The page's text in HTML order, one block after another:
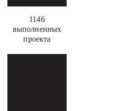
1146
выполненных
проекта